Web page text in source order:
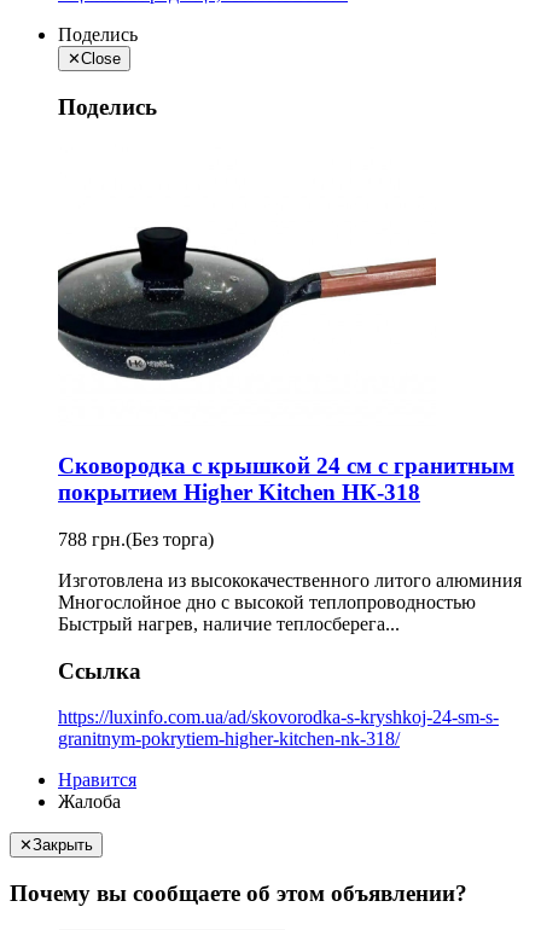
Поделись
✕Close
Поделись
Сковородка с крышкой 24 см с гранитным
покрытием Higher Kitchen НК-318
788 грн.(Без торга)
Изготовлена из высококачественного литого алюминия
Многослойное дно с высокой теплопроводностью
Быстрый нагрев, наличие теплосберега...
Ссылка
https://luxinfo.com.ua/ad/skovorodka-s-kryshkoj-24-sm-s-
granitnym-pokrytiem-higher-kitchen-nk-318/
Нравится
Жалоба
✕Закрыть
Почему вы сообщаете об этом объявлении?